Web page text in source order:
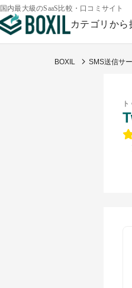
国内最大級のSaaS比較・口コミサイト
カテゴリから
BOXIL SMS送信サ